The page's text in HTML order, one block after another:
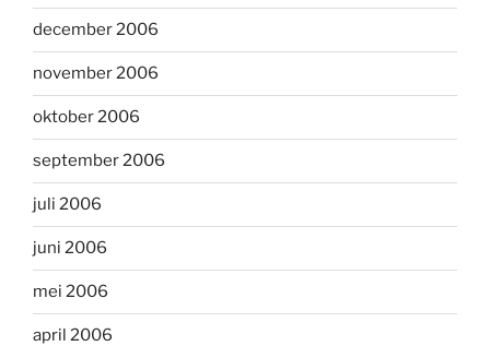
december 2006
november 2006
oktober 2006
september 2006
juli 2006
juni 2006
mei 2006
april 2006